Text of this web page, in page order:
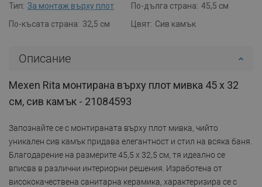
Тип: За монтаж върху плот По-дълга страна: 45,5 см
По-късата страна: 32,5 см Цвят: Сив камък
Описание
Mexen Rita монтирана върху плот мивка 45 x 32
см, сив камък - 21084593
Запознайте се с монтираната върху плот мивка, чийто
уникален сив камък придава елегантност и стил на всяка баня.
Благодарение на размерите 45,5 x 32,5 см, тя идеално се
вписва в различни интериорни решения. Изработена от
висококачествена санитарна керамика, характеризира се с